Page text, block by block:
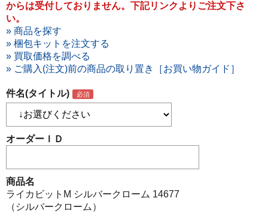
中古品を探す
からは受付しておりません。下記リンクよりご注文下さ
い。
» 商品を探す
» 梱包キットを注文する
» 買取価格を調べる
» ご購入(注文)前の商品の取り置き［お買い物ガイド］
件名(タイトル)
オーダーＩＤ
商品名
ライカビットM シルバークローム 14677
（シルバークローム）